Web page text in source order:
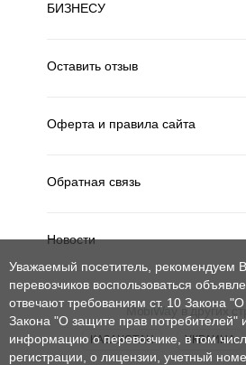
БИЗНЕСУ
Оставить отзыв
Оферта и правила сайта
Обратная связь
Новости
MobiWay в других
КАЗАХСТАН УКРАИНА
Уважаемый посетитель, рекомендуем
перевозчиков воспользоваться
отвечают требованиям ст. 10 Закона
Закона "О защите прав потребителей"
информацию о перевозчике, в том
регистрации, о лицензии, учетный